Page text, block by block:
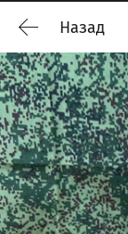
Назад